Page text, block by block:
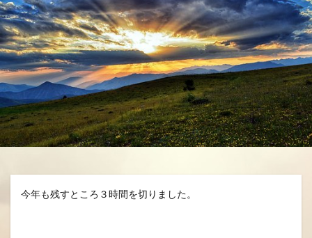
今年も残すところ３時間を切りました。
心、清浄
内在神、直感
寄り添う、居場所、ここにいるよ
感謝、祈りの作法、沖縄の祈り、礼儀を重んじる、拝所、御嶽
我が子へ、出会い、喜び、子宝、大吉夢
波動、揚げる、心の拠り所、立ち上がる
琉球の祈り、ノロ、神女、祝女、今帰仁城、尚巴志王、琉球処
分、グスク祭祀
生きる、幸せ、安らかに
空、雲、思いやり
龍さん、見える見えない、当たり前に備わる機能